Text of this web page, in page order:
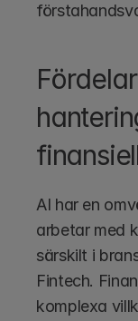
AI har en
arbetar med
särskilt i
Fintech.
komplexa